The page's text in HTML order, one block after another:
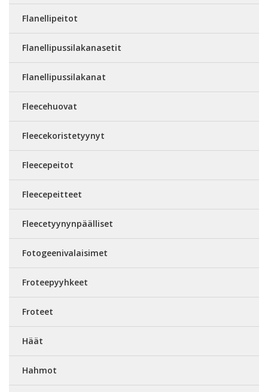
Flanellipeitot
Flanellipussilakanasetit
Flanellipussilakanat
Fleecehuovat
Fleecekoristetyynyt
Fleecepeitot
Fleecepeitteet
Fleecetyynynpäälliset
Fotogeenivalaisimet
Froteepyyhkeet
Froteet
Häät
Hahmot